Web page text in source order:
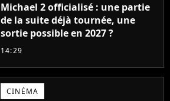
Michael 2 officialisé : une partie
de la suite déjà tournée, une
sortie possible en 2027 ?
14:29
CINÉMA